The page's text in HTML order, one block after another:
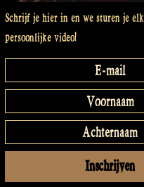
Schrijf je hier in en we sturen je
persoonlijke video!